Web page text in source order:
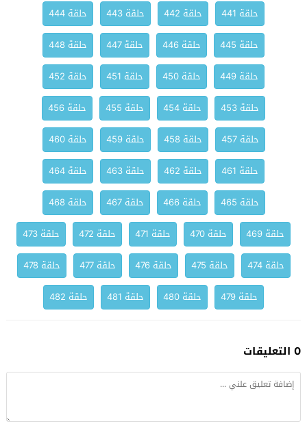
حلقة 441 حلقة 442 حلقة 443
حلقة 444
حلقة 445
حلقة 446 حلقة 447
حلقة 448
حلقة 449
حلقة 450 حلقة 451
حلقة 452
حلقة 453
حلقة 454 حلقة 455
حلقة 456
حلقة 457
حلقة 458 حلقة 459
حلقة 460
حلقة 461
حلقة 462 حلقة 463
حلقة 464
حلقة 465
حلقة 466 حلقة 467
حلقة 468
حلقة 469
حلقة 470 حلقة 471 حلقة 472
حلقة 473
حلقة 474
حلقة 475 حلقة 476 حلقة 477
حلقة 478
حلقة 479
حلقة 480 حلقة 481 حلقة 482
0 التعليقات